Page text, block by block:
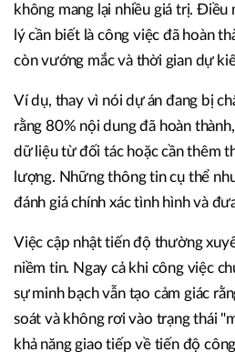
không mang lại nhiều giá trị. Điều
lý cần biết là công việc đã hoàn
còn vướng mắc và thời gian dự
Ví dụ, thay vì nói dự án đang bị
rằng 80% nội dung đã hoàn
dữ liệu từ đối tác hoặc cần thêm
lượng. Những thông tin cụ thể
đánh giá chính xác tình hình và
Việc cập nhật tiến độ thường
niềm tin. Ngay cả khi công việc
sự minh bạch vẫn tạo cảm giác
soát và không rơi vào trạng thái
khả năng giao tiếp về tiến độ